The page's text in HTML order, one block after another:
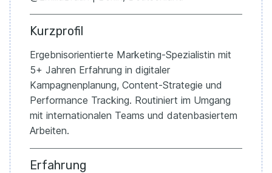
Kurzprofil
Ergebnisorientierte Marketing-Spezialistin mit
5+ Jahren Erfahrung in digitaler
Kampagnenplanung, Content-Strategie und
Performance Tracking. Routiniert im Umgang
mit internationalen Teams und datenbasiertem
Arbeiten.
Erfahrung